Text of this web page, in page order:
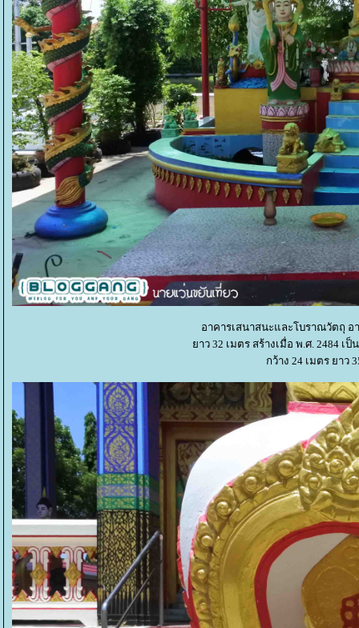
อาคารเสนาสนะและโบราณวัตถุ อ
าว 32 เมตร สร้างเมื่อ พ.ศ. 2484 เ
กว้าง 24 เมตร ยาว